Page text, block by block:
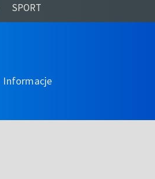
SPORT
Informacje